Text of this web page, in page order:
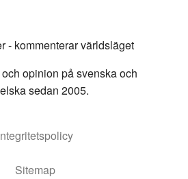
- kommenterar världsläget
opinion på svenska och
sedan 2005.
Sitemap